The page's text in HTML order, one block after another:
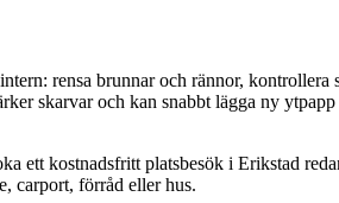
rensa brunnar och rännor,
skarvar och kan snabbt lägga ny
ett kostnadsfritt platsbesök i Erikstad
carport, förråd eller hus.